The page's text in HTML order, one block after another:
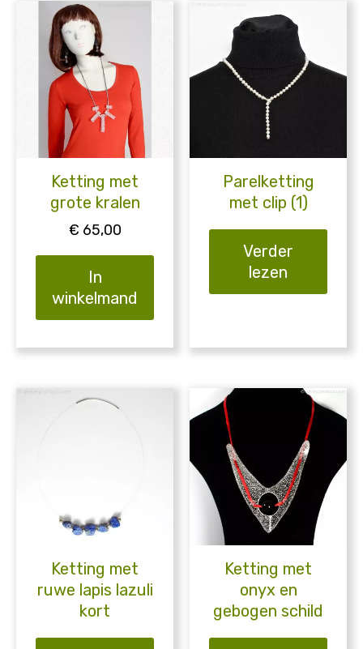
Ketting met
grote kralen
€ 65,00
In
winkelmand
Parelketting
met clip (1)
Verder
lezen
Ketting met
ruwe lapis lazuli
kort
Ketting met
onyx en
gebogen schild